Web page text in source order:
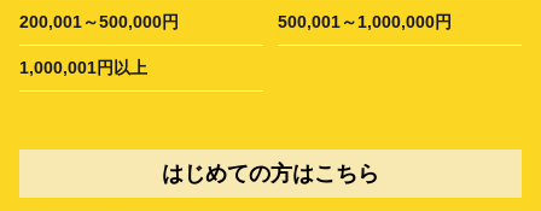
200,001～500,000円 500,001～1,000,000円
1,000,001円以上
はじめての方はこちら